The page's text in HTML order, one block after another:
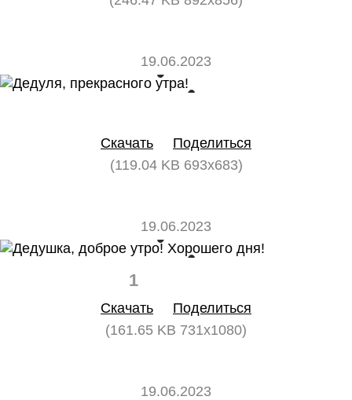
19.06.2023
Скачать
Поделиться
(119.04 KB 693x683)
19.06.2023
1
Скачать
Поделиться
(161.65 KB 731x1080)
19.06.2023